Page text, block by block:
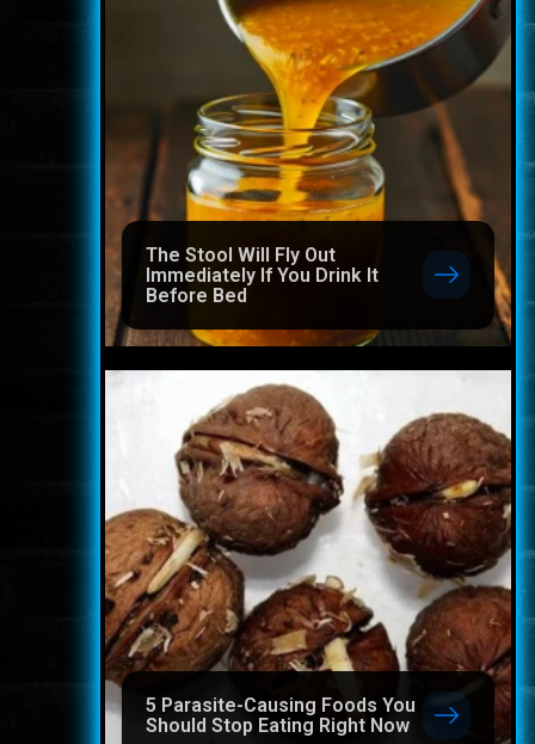
The Stool Will Fly Out
Immediately If You Drink It
Before Bed
5 Parasite-Causing Foods You
Should Stop Eating Right Now